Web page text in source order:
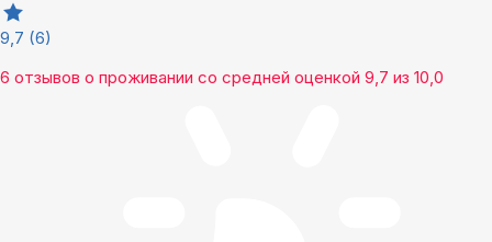
9,7 (6)
6 отзывов о проживании со средней оценкой 9,7 из 10,0